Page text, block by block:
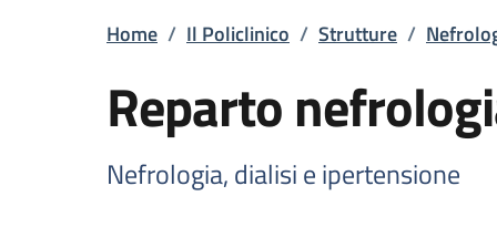
Briciole di pane
Home / Il Policlinico / Strutture /
Reparto
Nefrologia, dialisi e ipertensione